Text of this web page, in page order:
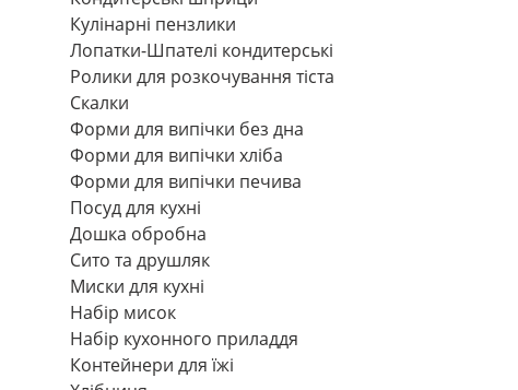
Кулінарні пензлики
Лопатки-Шпателі кондитерські
Ролики для розкочування тіста
Скалки
Форми для випічки без дна
Форми для випічки хліба
Форми для випічки печива
Посуд для кухні
Дошка обробна
Сито та друшляк
Миски для кухні
Набір мисок
Набір кухонного приладдя
Контейнери для їжі